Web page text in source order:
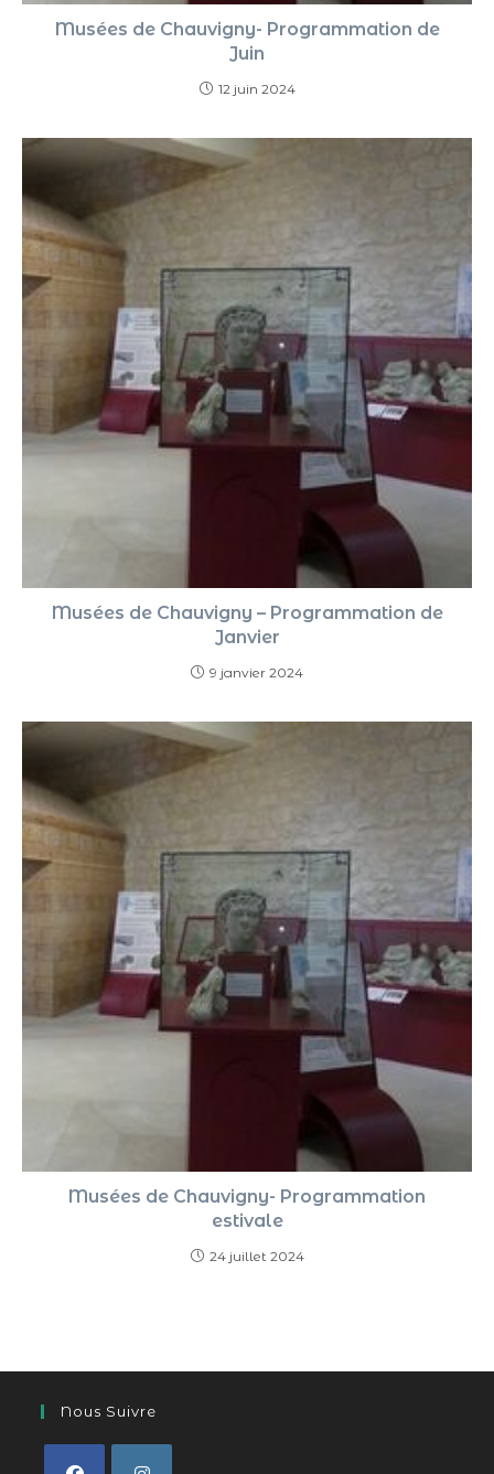
Musées de Chauvigny- Programmation de
Juin
12 juin 2024
Musées de Chauvigny – Programmation de
Janvier
9 janvier 2024
Musées de Chauvigny- Programmation
estivale
24 juillet 2024
Nous Suivre